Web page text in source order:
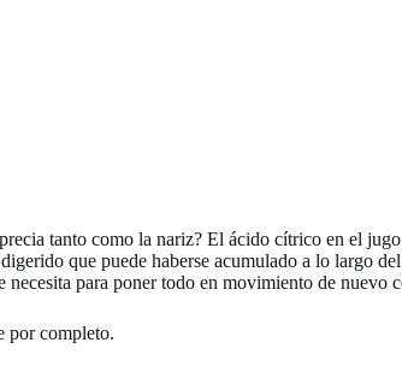
tanto como la nariz? El ácido cítrico en el
que puede haberse acumulado a lo largo
para poner todo en movimiento de nuevo
por completo.